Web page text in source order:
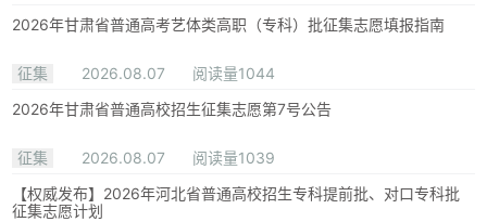
2026年甘肃省普通高考艺体类高职（专科）批征集志愿填报指南
征集 2026.08.07
阅读量1044
2026年甘肃省普通高校招生征集志愿第7号公告
征集 2026.08.07
阅读量1039
【权威发布】2026年河北省普通高校招生专科提前批、对口专科批
征集志愿计划